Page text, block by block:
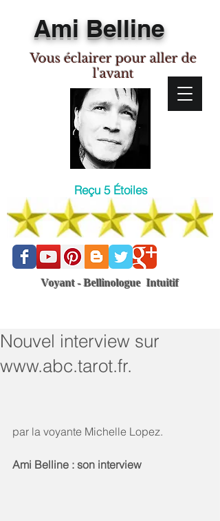
Ami Belline
Vous éclairer pour aller de
l'avant
Reçu 5 Étoiles
Voyant - Bellinologue Intuitif
Nouvel interview sur
www.abc.tarot.fr.
par la voyante Michelle Lopez.
Ami Belline : son interview